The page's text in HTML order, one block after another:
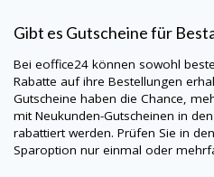
Gibt es Gutscheine für
Bei eoffice24 können sowohl
Rabatte auf ihre Bestellungen
Gutscheine haben die Chance,
mit Neukunden-Gutscheinen in
rabattiert werden. Prüfen Sie in
Sparoption nur einmal oder